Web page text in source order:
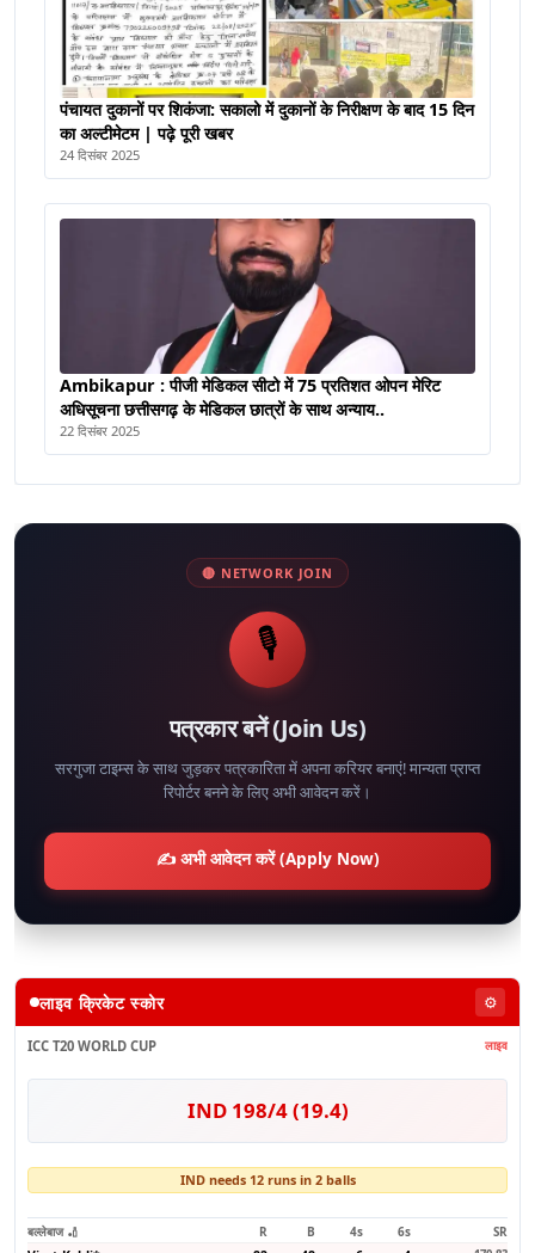
पंचायत दुकानों पर शिकंजा: सकालो में दुकानों के निरीक्षण के बाद 15 दिन
का अल्टीमेटम | पढ़े पूरी खबर
24 दिसंबर 2025
Ambikapur : पीजी मेडिकल सीटो में 75 प्रतिशत ओपन मेरिट
अधिसूचना छत्तीसगढ़ के मेडिकल छात्रों के साथ अन्याय..
22 दिसंबर 2025
🔴 NETWORK JOIN
🎙️
पत्रकार बनें (Join Us)
सरगुजा टाइम्स के साथ जुड़कर पत्रकारिता में अपना करियर बनाएं! मान्यता प्राप्त
रिपोर्टर बनने के लिए अभी आवेदन करें।
✍️ अभी आवेदन करें (Apply Now)
लाइव क्रिकेट स्कोर ⚙️
ICC T20 WORLD CUP लाइव
IND 198/4 (19.4)
IND needs 12 runs in 2 balls
बल्लेबाज 🏏 R B 4s 6s
SR